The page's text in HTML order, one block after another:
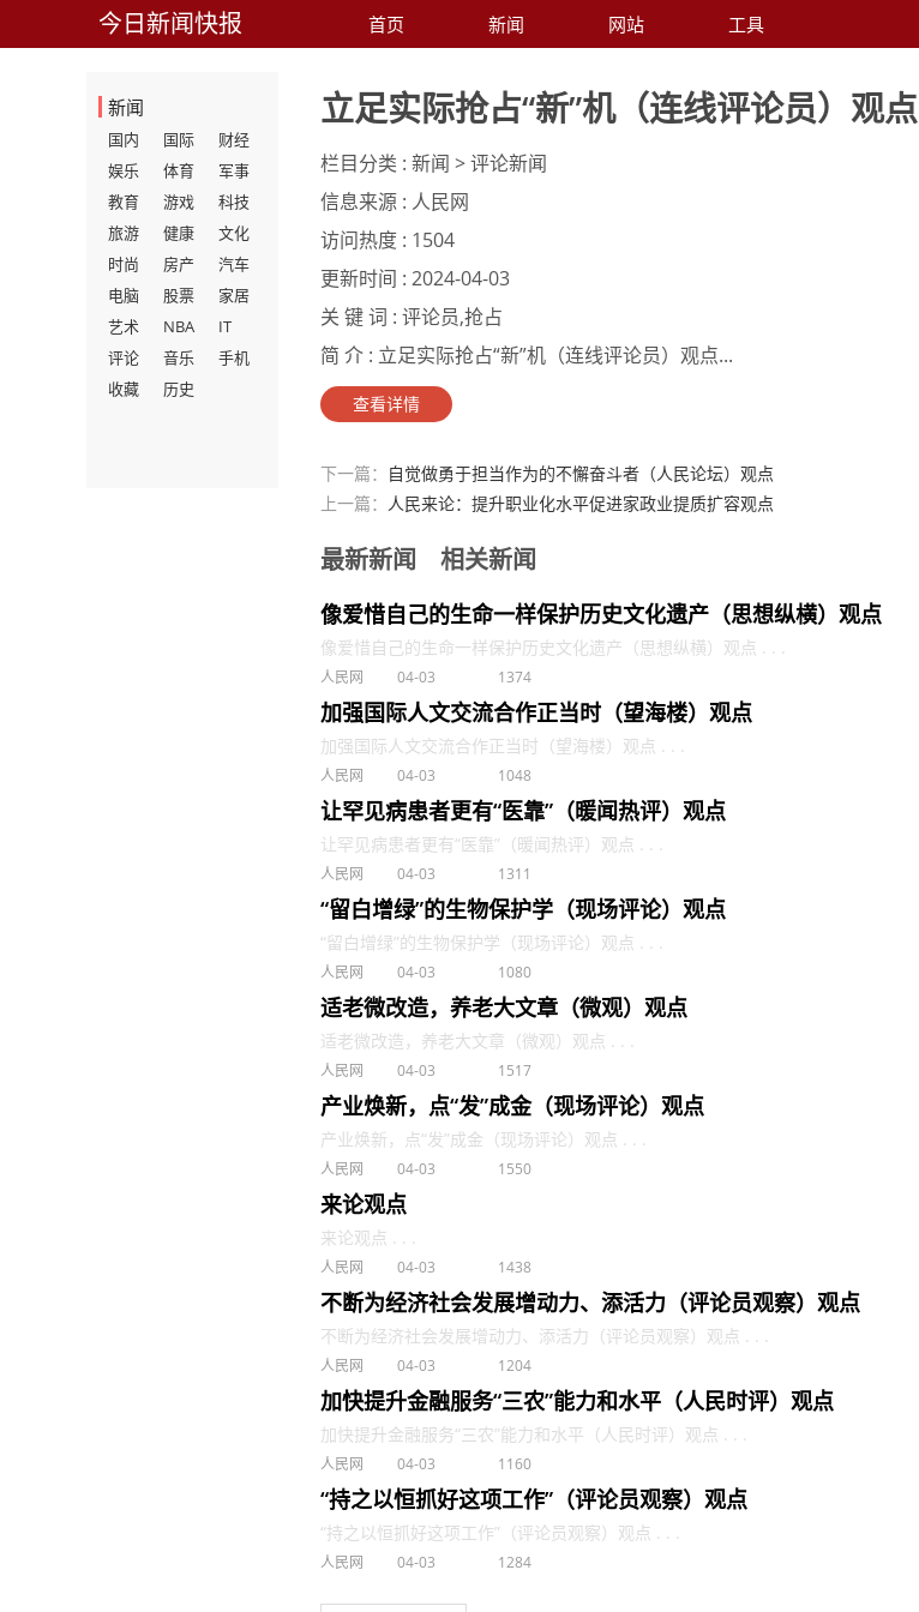
今日新闻快报 首页 新闻 网站 工具
新闻
国内 国际
财经
娱乐
体育
军事
教育
游戏
科技
旅游
健康
文化
时尚
房产
汽车
电脑
股票
家居
艺术
NBA
IT
评论
音乐
手机
收藏
历史
立足实际抢占“新”机（连线评论员）观点
栏目分类 : 新闻 > 评论新闻
信息来源 : 人民网
访问热度 : 1504
更新时间 : 2024-04-03
关 键 词 : 评论员,抢占
简 介 : 立足实际抢占“新”机（连线评论员）观点...
查看详情
下一篇： 自觉做勇于担当作为的不懈奋斗者（人民论坛）观点
上一篇： 人民来论：提升职业化水平促进家政业提质扩容观点
最新新闻 相关新闻
像爱惜自己的生命一样保护历史文化遗产（思想纵横）观点
像爱惜自己的生命一样保护历史文化遗产（思想纵横）观点 . . .
人民网 04-03 1374
加强国际人文交流合作正当时（望海楼）观点
加强国际人文交流合作正当时（望海楼）观点 . . .
人民网 04-03 1048
让罕见病患者更有“医靠”（暖闻热评）观点
让罕见病患者更有“医靠”（暖闻热评）观点 . . .
人民网 04-03 1311
“留白增绿”的生物保护学（现场评论）观点
“留白增绿”的生物保护学（现场评论）观点 . . .
人民网 04-03 1080
适老微改造，养老大文章（微观）观点
适老微改造，养老大文章（微观）观点 . . .
人民网 04-03 1517
产业焕新，点“发”成金（现场评论）观点
产业焕新，点“发”成金（现场评论）观点 . . .
人民网 04-03 1550
来论观点
来论观点 . . .
人民网 04-03 1438
不断为经济社会发展增动力、添活力（评论员观察）观点
不断为经济社会发展增动力、添活力（评论员观察）观点 . . .
人民网 04-03 1204
加快提升金融服务“三农”能力和水平（人民时评）观点
加快提升金融服务“三农”能力和水平（人民时评）观点 . . .
人民网 04-03 1160
“持之以恒抓好这项工作”（评论员观察）观点
“持之以恒抓好这项工作”（评论员观察）观点 . . .
人民网 04-03 1284